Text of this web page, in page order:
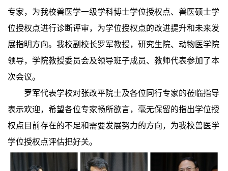
专家，为我校兽医学一级学科博士学位授权点、兽医硕士学
位授权点进行诊断评审，为学位授权点的改进提升和未来发
展指明方向。我校副校长罗军教授，研究生院、动物医学院
领导，学院教授委员会及领导班子成员、教师代表参加了本
次会议。
罗军代表学校对张改平院士及各位同行专家的莅临指导
表示欢迎，希望各位专家畅所欲言，毫无保留的指出学位授
权点目前存在的不足和需要发展努力的方向，为我校兽医学
学位授权点评估把好关。